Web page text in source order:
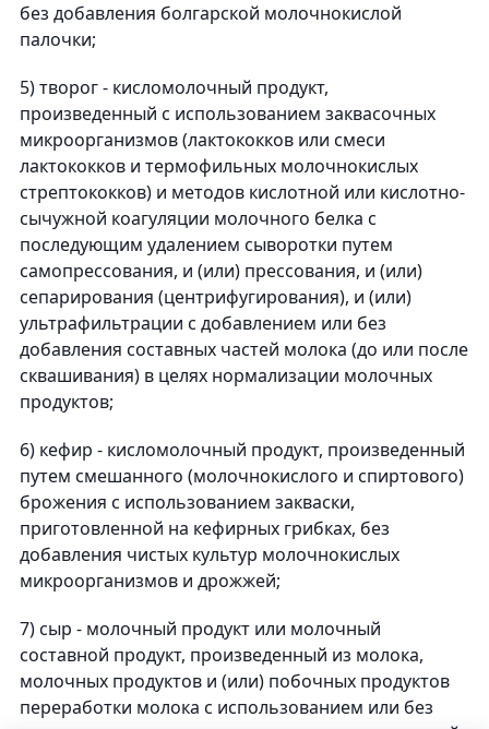
без добавления болгарской молочнокислой
палочки;
5) творог - кисломолочный продукт,
произведенный с использованием заквасочных
микроорганизмов (лактококков или смеси
лактококков и термофильных молочнокислых
стрептококков) и методов кислотной или кислотно-
сычужной коагуляции молочного белка с
последующим удалением сыворотки путем
самопрессования, и (или) прессования, и (или)
сепарирования (центрифугирования), и (или)
ультрафильтрации с добавлением или без
добавления составных частей молока (до или после
сквашивания) в целях нормализации молочных
продуктов;
6) кефир - кисломолочный продукт, произведенный
путем смешанного (молочнокислого и спиртового)
брожения с использованием закваски,
приготовленной на кефирных грибках, без
добавления чистых культур молочнокислых
микроорганизмов и дрожжей;
7) сыр - молочный продукт или молочный
составной продукт, произведенный из молока,
молочных продуктов и (или) побочных продуктов
переработки молока с использованием или без